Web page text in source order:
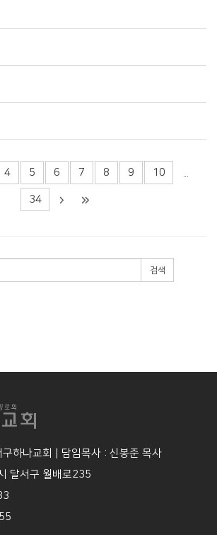
4 5 6 7 8 9 10
34
검색
하나교회 | 담임목사 : 신봉준 목사
달서구 월배로235